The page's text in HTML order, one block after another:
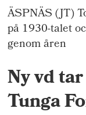
ÄSPNÄS (JT)
på 1930-talet
genom åren
Ny vd
Tunga